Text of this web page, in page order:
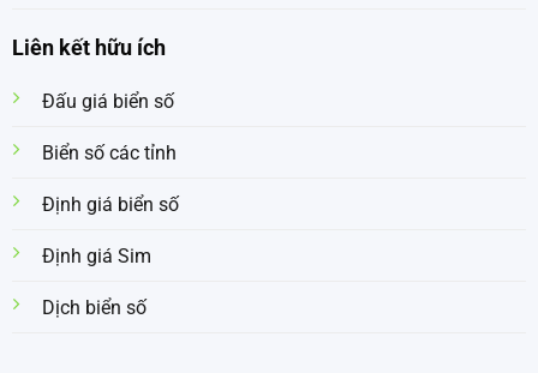
Liên kết hữu ích
Đấu giá biển số
Biển số các tỉnh
Định giá biển số
Định giá Sim
Dịch biển số